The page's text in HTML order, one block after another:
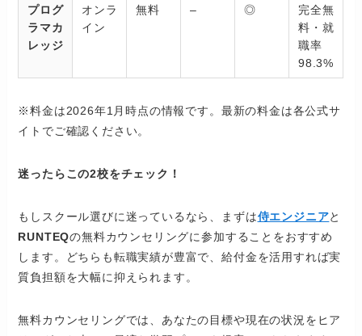
プログ
ラマカ
レッジ
オンラ
イン
無料 – ◎
完全無
料・就
職率
98.3%
※料金は2026年1月時点の情報です。最新の料金は各公式サ
イトでご確認ください。
迷ったらこの2校をチェック！
もしスクール選びに迷っているなら、まずは侍エンジニアと
RUNTEQの無料カウンセリングに参加することをおすすめ
します。どちらも転職実績が豊富で、給付金を活用すれば実
質負担額を大幅に抑えられます。
無料カウンセリングでは、あなたの目標や現在の状況をヒア